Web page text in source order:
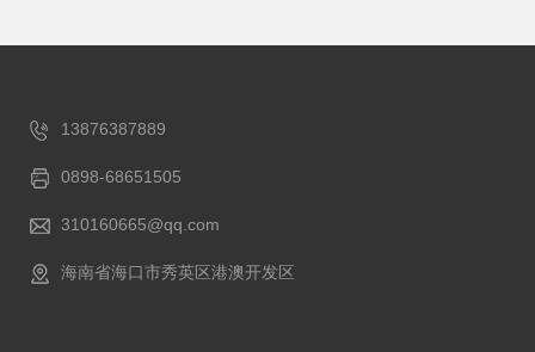
13876387889
0898-68651505
310160665@qq.com
海南省海口市秀英区港澳开发区